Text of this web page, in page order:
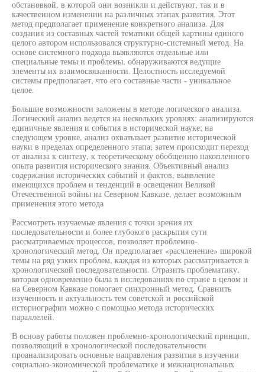
обстановкой, в которой они возникли и действуют, так и в
качественном изменении на различных этапах развития. Этот
метод предполагает применение конкретного анализа. Для
создания из составных частей тематики общей картины единого
целого автором использовался структурно-системный метод. На
основе системного подхода выявляются отдельные или
специальные темы и проблемы, обнаруживаются ведущие
элементы их взаимосвязанности. Целостность исследуемой
системы предполагает, что его составные части - уникальное
целое.
Большие возможности заложены в методе логического анализа.
Логический анализ ведется на нескольких уровнях: анализируются
единичные явления и события в исторической науке; на
следующем уровне, анализ охватывает развитие исторической
науки в пределах определенного этапа; затем происходит переход
от анализа к синтезу, к теоретическому обобщению накопленного
опыта развития исторического знания. Объективный анализ
содержания исторических событий и фактов, выявление
имеющихся проблем и тенденций в освещении Великой
Отечественной войны на Северном Кавказе, делает возможным
применения этого метода
Рассмотреть изучаемые явления с точки зрения их
последовательности и более глубокого раскрытия сути
рассматриваемых процессов, позволяет проблемно-
хронологический метод. Он предполагает «расчленение» широкой
темы на ряд узких проблем, каждая из которых рассматривается в
хронологической последовательности. Отразить проблематику,
которая одновременно была в исследованиях по стране в целом и
на Северном Кавказе помогает синхронный метод. Сравнить
изученность и актуальность тем советской и российской
историографии можно с помощью метода исторических
параллелей.
В основу работы положен проблемно-хронологический принцип,
позволяющий в хронологической последовательности
проанализировать основные направления развития в изучении
социально-экономической проблематике и межнациональных